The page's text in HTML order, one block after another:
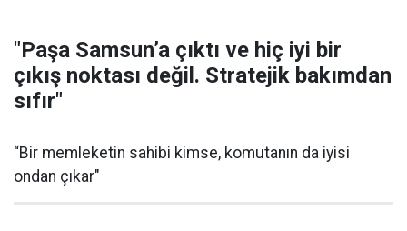
"Paşa Samsun’a çıktı ve hiç iyi bir
çıkış noktası değil. Stratejik bakımdan
sıfır"
“Bir memleketin sahibi kimse, komutanın da iyisi
ondan çıkar"